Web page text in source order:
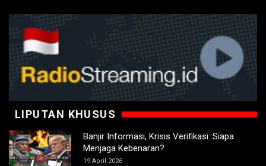
LIPUTAN KHUSUS
Banjir Informasi, Krisis Verifikasi: Siapa
Menjaga Kebenaran?
19 April 2026